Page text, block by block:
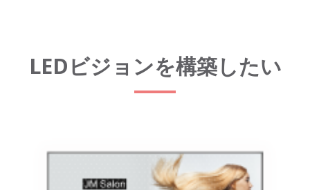
LEDビジョンを構築したい